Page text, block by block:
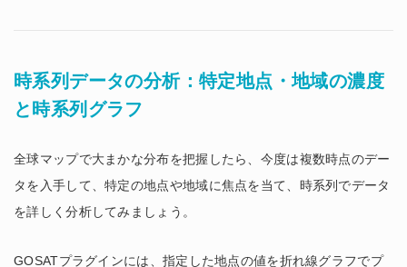
時系列データの分析：特定地点・地域の濃度
と時系列グラフ
全球マップで大まかな分布を把握したら、今度は複数時点のデー
タを入手して、特定の地点や地域に焦点を当て、時系列でデータ
を詳しく分析してみましょう。
GOSATプラグインには、指定した地点の値を折れ線グラフでプ